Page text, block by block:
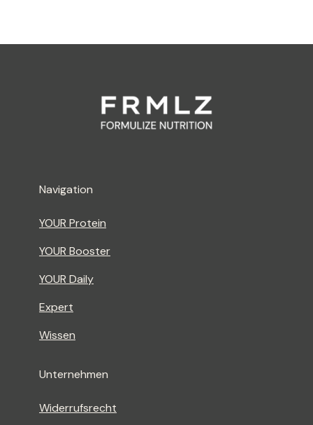
Navigation
YOUR Protein
YOUR Booster
YOUR Daily
Expert
Wissen
Unternehmen
Widerrufsrecht